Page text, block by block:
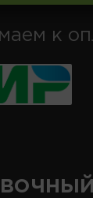
к